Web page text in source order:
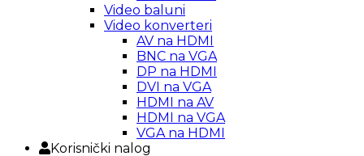
Video baluni
Video konverteri
AV na HDMI
BNC na VGA
DP na HDMI
DVI na VGA
HDMI na AV
HDMI na VGA
VGA na HDMI
Korisnički nalog